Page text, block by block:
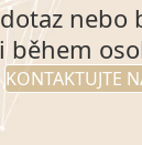
nebo
během
KONTAKTUJTE